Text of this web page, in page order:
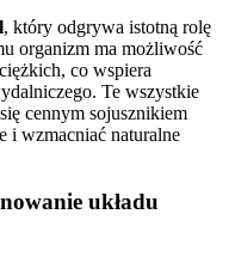
, który odgrywa istotną rolę
organizm ma możliwość
co wspiera
Te wszystkie
cennym sojusznikiem
i wzmacniać naturalne
układu